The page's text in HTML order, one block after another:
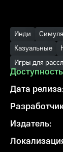
Инди
Казуальные
Игры для
Дата
Издатель: